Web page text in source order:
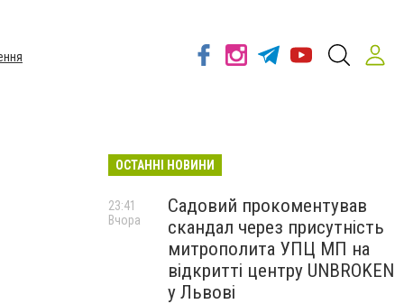
ОСТАННІ НОВИНИ
Садовий прокоментував
скандал через присутність
митрополита УПЦ МП на
відкритті центру UNBROKEN
у Львові
23:41
Вчора